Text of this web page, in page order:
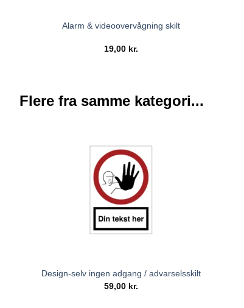
Alarm & videoovervågning skilt
19,00 kr.
Flere fra samme kategori...
Design-selv ingen adgang / advarselsskilt
59,00 kr.